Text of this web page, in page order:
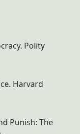
Polity
Harvard
Punish: The